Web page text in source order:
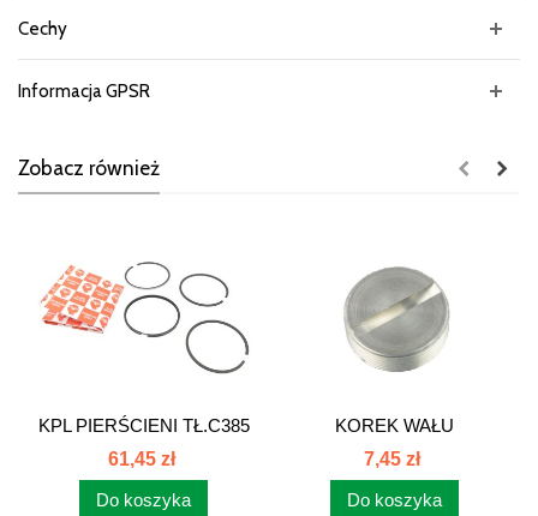
Cechy
Informacja GPSR
Zobacz również
KPL PIERŚCIENI TŁ.C385
URSUS...
61,45 zł
Do koszyka
KOREK WAŁU
KORBOWODOWEGO C-
385...
7,45 zł
Do koszyka